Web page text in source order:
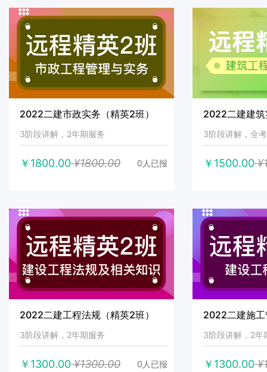
2022二建市政实务（精英2班）
3阶段讲解，2年期服务
￥1800.00¥1800.00 0人已报
2022二建建
3阶段讲解，全
￥1500.00
2022二建工程法规（精英2班）
3阶段讲解，2年期服务
￥1300.00¥1300.00 0人已报
2022二建施
3阶段讲解，2年
￥1300.00